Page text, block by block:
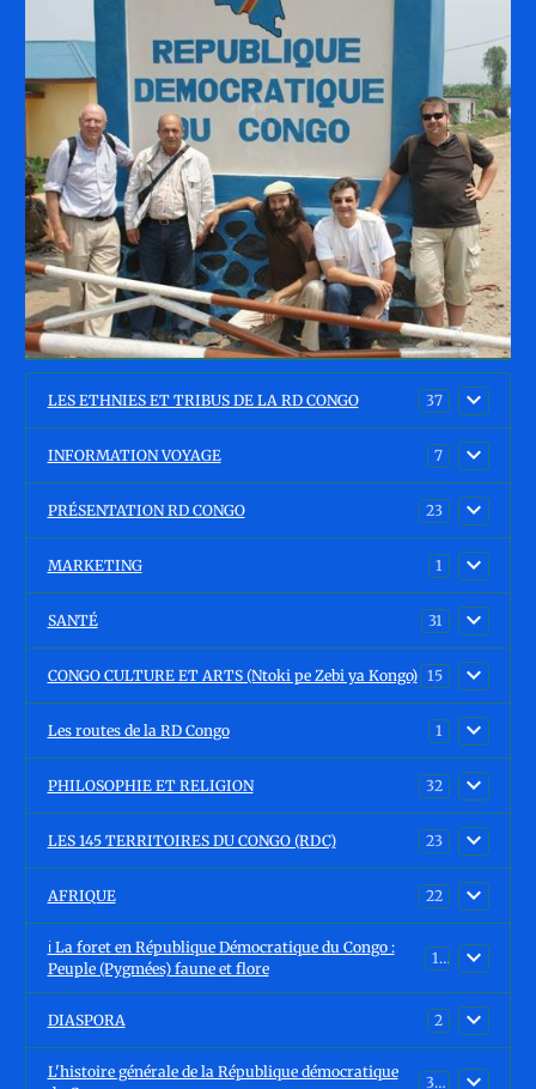
LES ETHNIES ET TRIBUS DE LA RD CONGO 37
INFORMATION VOYAGE 7
PRÉSENTATION RD CONGO 23
MARKETING 1
SANTÉ 31
CONGO CULTURE ET ARTS (Ntoki pe Zebi ya Kongo) 15
Les routes de la RD Congo 1
PHILOSOPHIE ET RELIGION 32
LES 145 TERRITOIRES DU CONGO (RDC) 23
AFRIQUE 22
ℹ️ La foret en République Démocratique du Congo :
Peuple (Pygmées) faune et flore
15
DIASPORA 2
L'histoire générale de la République démocratique
30